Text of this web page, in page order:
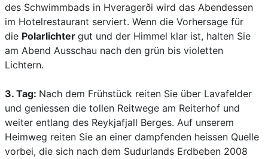
des Schwimmbads in Hveragerði wird das Abendessen
im Hotelrestaurant serviert. Wenn die Vorhersage für
die Polarlichter gut und der Himmel klar ist, halten Sie
am Abend Ausschau nach den grün bis violetten
Lichtern.
3. Tag: Nach dem Frühstück reiten Sie über Lavafelder
und geniessen die tollen Reitwege am Reiterhof und
weiter entlang des Reykjafjall Berges. Auf unserem
Heimweg reiten Sie an einer dampfenden heissen Quelle
vorbei, die sich nach dem Sudurlands Erdbeben 2008